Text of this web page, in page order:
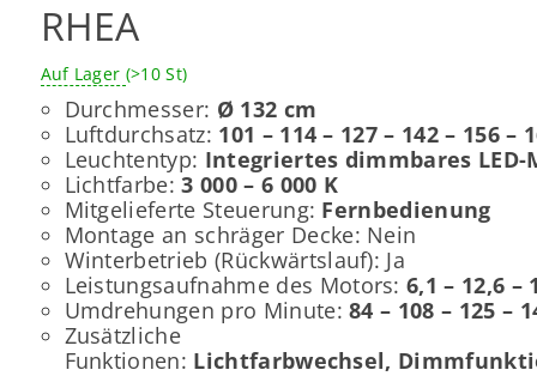
RHEA
Auf Lager (>10 St)
Durchmesser: Ø 132 cm
Luftdurchsatz: 101 – 114 – 127 – 142 – 156 –
Leuchtentyp: Integriertes dimmbares LED-
Lichtfarbe:3 000 – 6 000 K
Mitgelieferte Steuerung: Fernbedienung
Montage an schräger Decke: Nein
Winterbetrieb (Rückwärtslauf): Ja
Leistungsaufnahme des Motors: 6,1 – 12,6 –
Umdrehungen pro Minute: 84 – 108 – 125 –
Zusätzliche
Funktionen: Lichtfarbwechsel,